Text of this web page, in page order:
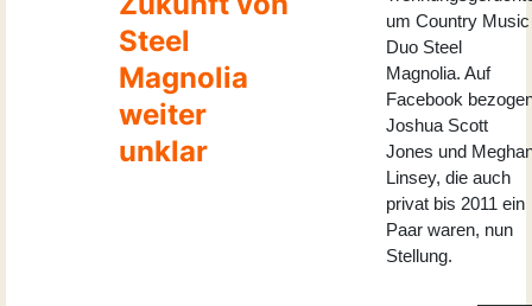
Steel
Magnolia
weiter
unklar
um Country Music
Duo Steel
Magnolia. Auf
Facebook
Joshua Scott
Jones und
Linsey, die auch
privat bis 2011 ein
Paar waren, nun
Stellung.